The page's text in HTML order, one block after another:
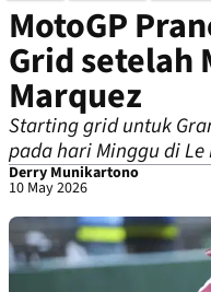
MotoGP
Grid setelah
Marquez
Starting grid untuk
pada hari Minggu di Le
Derry Munikartono
10 May 2026